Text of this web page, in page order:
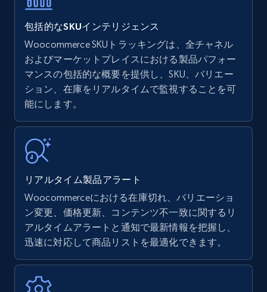
Amazon products - find products by using
upc numbers
Title, Seller name, Brand, Description, Initial
price, Currency, Availability, Reviews count, and
35.3K+
Amazon Reviews
URL, Product name, Product rating, Product
rating object, Product rating max, Rating,
7.4K+
包括的なSKUインテリジェンス
Woocommerce SKUトラッキングは、全チャネル
およびマーケットプレイスにおける製品パフォー
マンスの包括的な概要を提供し、SKU、バリエー
ション、在庫をリアルタイムで監視することを可
能にします。
リアルタイム製品アラート
Woocommerceにおける在庫切れ、バリエーショ
ン変更、価格更新、コンテンツ不一致に関するリ
アルタイムアラートと通知で最新情報を把握し、
迅速に対応して商品リストを最適化できます。